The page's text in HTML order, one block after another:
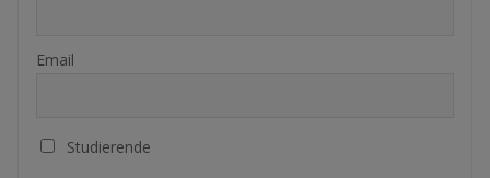
Email
Studierende